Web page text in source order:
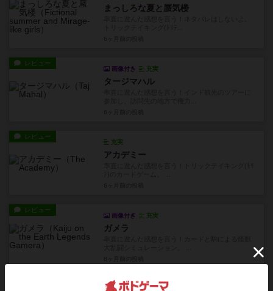
まっしろな夏と蜃気楼
レビュー
画像付き 充実
タージマハル
レビュー
充実
アカデミー
レビュー
画像付き 充実
ガメラ
充実